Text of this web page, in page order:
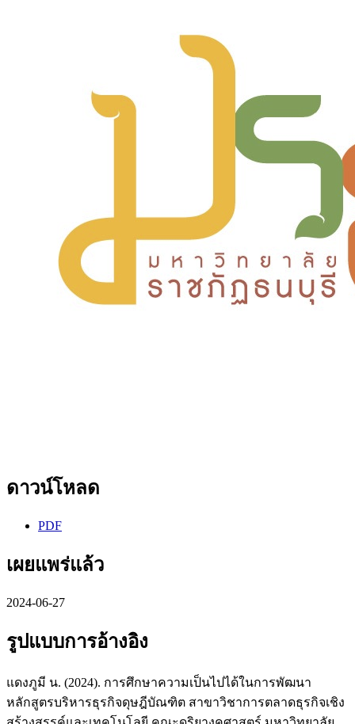
ดาวน์โหลด
PDF
เผยแพร่แล้ว
2024-06-27
รูปแบบการอ้างอิง
แดงภูมี น. (2024). การศึกษาความเป็นไปได้ในการพัฒนา
หลักสูตรบริหารธุรกิจดุษฎีบัณฑิต สาขาวิชาการตลาดธุรกิจเชิง